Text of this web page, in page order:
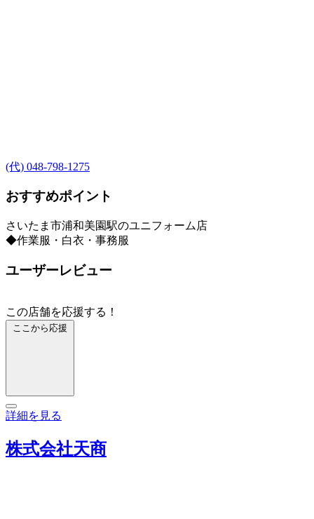
(代) 048-798-1275
おすすめポイント
さいたま市浦和美園駅のユニフォーム店
◆作業服・白衣・事務服
ユーザーレビュー
この店舗を応援する！
ここから応援
詳細を見る
株式会社天商